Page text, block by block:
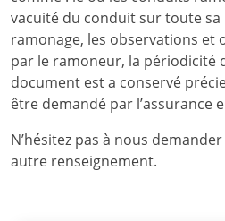
vacuité du conduit sur toute
ramonage, les observations et
par le ramoneur, la périodicité
document est a conservé
être demandé par l’assurance
N’hésitez pas à nous
autre renseignement.